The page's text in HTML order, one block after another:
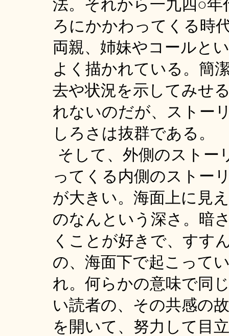
法。それから一九四○
ろにかかわってくる時
両親、姉妹やコールと
よく描かれている。簡
去や状況を示してみせ
れないのだが、ストー
しろさは抜群である。
そして、外側のストー
ってくる内側のストー
が大きい。海面上に見
のなんという深さ。暗
くことが好きで、すす
の、海面下で起こって
れ。何らかの意味で同
い読者の、その共感の
を開いて、努力して目